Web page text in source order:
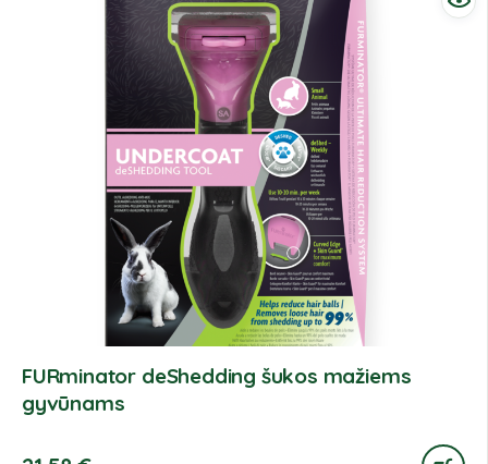
FURminator deShedding šukos mažiems
gyvūnams